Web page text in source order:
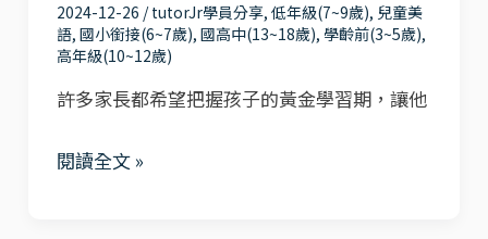
2024-12-26 /tutorJr學員分享, 低年級(7~9歲), 兒童美
語, 國小銜接(6~7歲), 國高中(13~18歲), 學齡前(3~5歲),
高年級(10~12歲)
許多家長都希望把握孩子的黃金學習期，讓他
全
攻
略，
孩
閱讀全文 »